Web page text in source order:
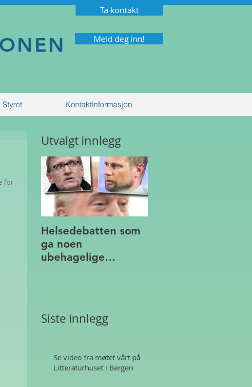
Ta kontakt
Meld deg inn!
Styret Kontaktinformasjon
for
Utvalgt innlegg
Helsedebatten som
ga noen
ubehagelige
Siste innlegg
Se video fra møtet vårt på
Litteraturhuset i Bergen